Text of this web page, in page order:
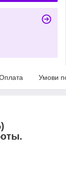
Умови